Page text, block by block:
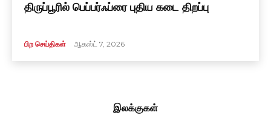
திருப்பூரில் பெப்பர்ஃப்ரை புதிய கடை திறப்பு
பிற செய்திகள் ஆகஸ்ட் 7, 2026
இலக்குகள்